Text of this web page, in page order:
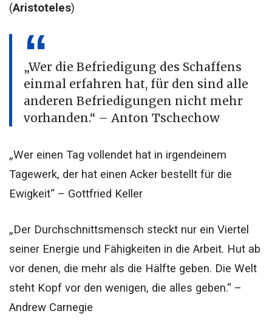
(Aristoteles)
„Wer die Befriedigung des Schaffens
einmal erfahren hat, für den sind alle
anderen Befriedigungen nicht mehr
vorhanden.“ – Anton Tschechow
„Wer einen Tag vollendet hat in irgendeinem
Tagewerk, der hat einen Acker bestellt für die
Ewigkeit“ – Gottfried Keller
„Der Durchschnittsmensch steckt nur ein Viertel
seiner Energie und Fähigkeiten in die Arbeit. Hut ab
vor denen, die mehr als die Hälfte geben. Die Welt
steht Kopf vor den wenigen, die alles geben.“ –
Andrew Carnegie